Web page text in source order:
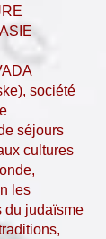
société
séjours
cultures
les
du judaïsme